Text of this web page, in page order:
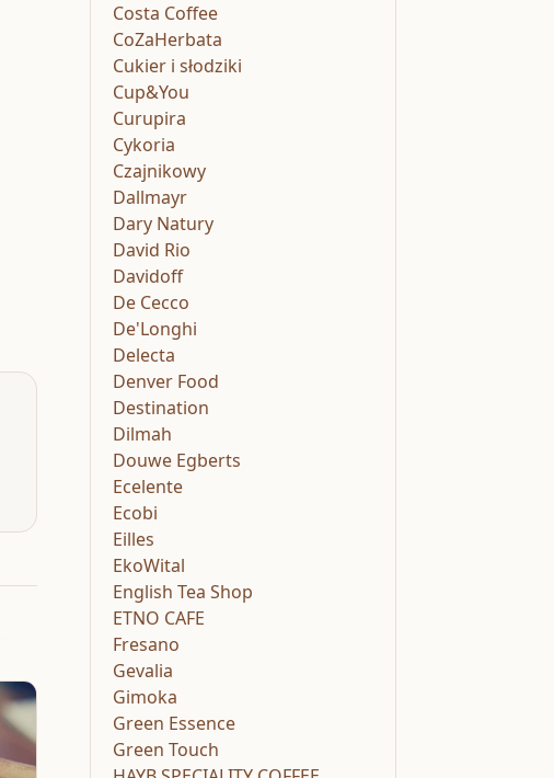
Costa Coffee
CoZaHerbata
Cukier i słodziki
Cup&You
Curupira
Cykoria
Czajnikowy
Dallmayr
Dary Natury
David Rio
Davidoff
De Cecco
De'Longhi
Delecta
Denver Food
Destination
Dilmah
Douwe Egberts
Ecelente
Ecobi
Eilles
EkoWital
English Tea Shop
ETNO CAFE
Fresano
Gevalia
Gimoka
Green Essence
Green Touch